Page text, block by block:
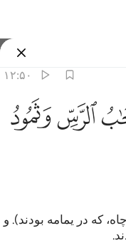
۱۲:۵۰
١٢ ﲰﲱ
که در یمامه بودند). و